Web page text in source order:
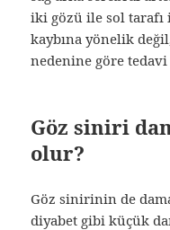
iki gözü ile sol tarafı
kaybına yönelik
nedenine göre
Göz siniri
olur?
Göz sinirinin de
diyabet gibi küçük